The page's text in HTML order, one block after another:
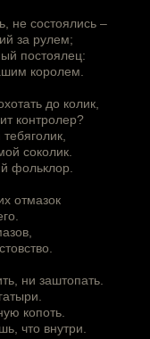
не состоялись –
за рулем;
постоялец:
королем.
до колик,
контролер?
соколик.
фольклор.
отмазок
ни заштопать.
копоть.
что внутри.